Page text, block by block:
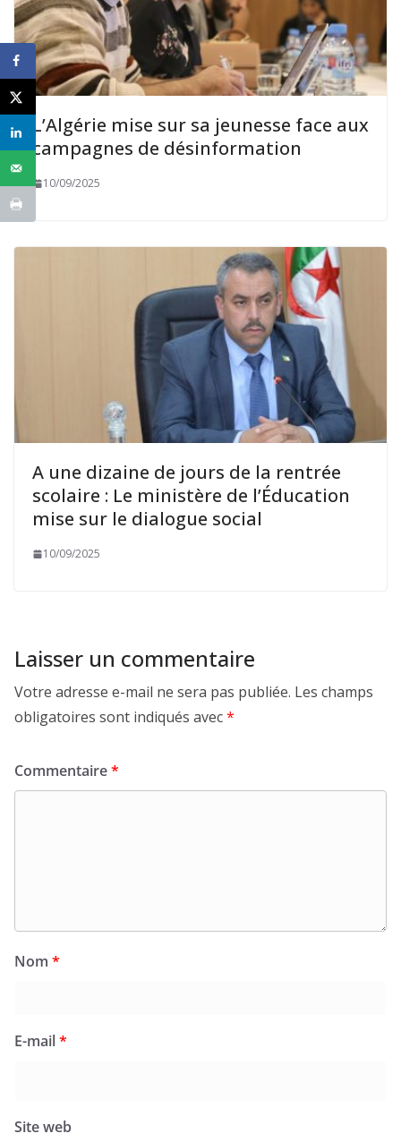
L’Algérie mise sur sa jeunesse face aux
campagnes de désinformation
10/09/2025
A une dizaine de jours de la rentrée
scolaire : Le ministère de l’Éducation
mise sur le dialogue social
10/09/2025
Laisser un commentaire
Votre adresse e-mail ne sera pas publiée. Les champs
obligatoires sont indiqués avec*
Commentaire*
Nom *
E-mail*
Site web